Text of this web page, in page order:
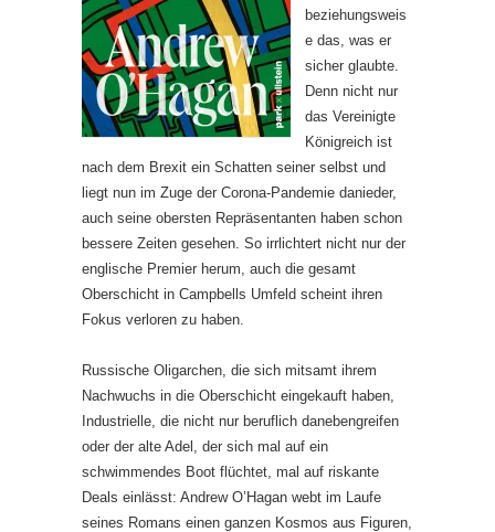
beziehungsweis
e das, was er
sicher glaubte.
Denn nicht nur
das Vereinigte
Königreich ist
nach dem Brexit ein Schatten seiner selbst und
liegt nun im Zuge der Corona-Pandemie danieder,
auch seine obersten Repräsentanten haben schon
bessere Zeiten gesehen. So irrlichtert nicht nur der
englische Premier herum, auch die gesamt
Oberschicht in Campbells Umfeld scheint ihren
Fokus verloren zu haben.
Russische Oligarchen, die sich mitsamt ihrem
Nachwuchs in die Oberschicht eingekauft haben,
Industrielle, die nicht nur beruflich danebengreifen
oder der alte Adel, der sich mal auf ein
schwimmendes Boot flüchtet, mal auf riskante
Deals einlässt: Andrew O’Hagan webt im Laufe
seines Romans einen ganzen Kosmos aus Figuren,